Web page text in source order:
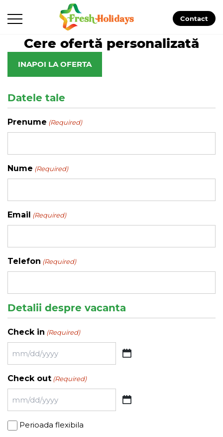
Contact
Cere ofertă personalizată
INAPOI LA OFERTA
Datele tale
Prenume (Required)
Nume (Required)
Email (Required)
Telefon (Required)
Detalii despre vacanta
Check in (Required)
MM
DD
Check out (Required)
MM
DD
Perioada
Perioada flexibila